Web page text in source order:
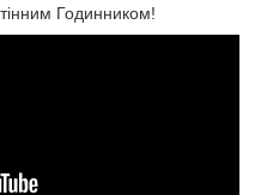
Годинником!